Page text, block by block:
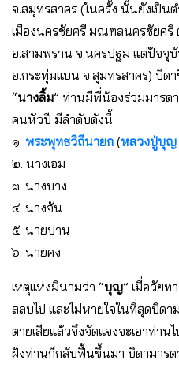
จ.สมุทรสาคร (ในครั้ง นั้นยังเป็น
เมืองนครชัยศรี มณฑลนครชัยศรี
อ.สามพราน จ.นครปฐม แต่ปัจจุ
อ.กระทุ่มแบน จ.สุมทรสาคร) บิดา
“นางลิ้ม” ท่านมีพี่น้องร่วมมารด
คนหัวปี มีลำดับดังนี้
๑. พระพุทธวิถีนายก (หลวงปู่บุญ
๒. นางเอม
๓. นางบาง
๔. นางจัน
๕. นายปาน
๖. นายคง
เหตุแห่งมีนามว่า “บุญ” เมื่อวัยท
สลบไป และไม่หายใจในที่สุดบิด
ตายเสียแล้วจึงจัดแจงจะเอาท่า
ฝังท่านก็กลับฟื้นขึ้นมา บิดามารด